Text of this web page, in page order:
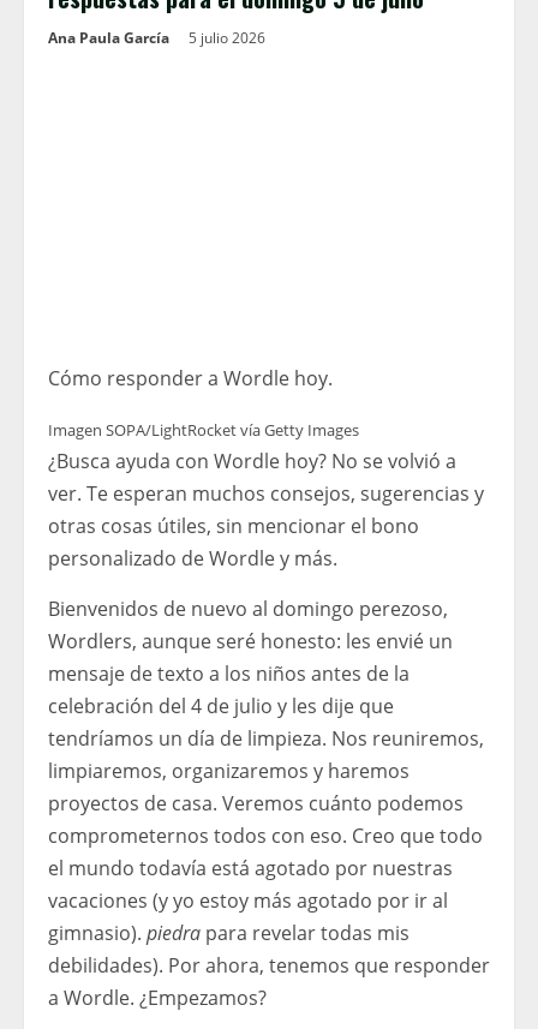
Ana Paula García 5 julio 2026
Cómo responder a Wordle hoy.
Imagen SOPA/LightRocket vía Getty Images
¿Busca ayuda con Wordle hoy? No se volvió a
ver. Te esperan muchos consejos, sugerencias y
otras cosas útiles, sin mencionar el bono
personalizado de Wordle y más.
Bienvenidos de nuevo al domingo perezoso,
Wordlers, aunque seré honesto: les envié un
mensaje de texto a los niños antes de la
celebración del 4 de julio y les dije que
tendríamos un día de limpieza. Nos reuniremos,
limpiaremos, organizaremos y haremos
proyectos de casa. Veremos cuánto podemos
comprometernos todos con eso. Creo que todo
el mundo todavía está agotado por nuestras
vacaciones (y yo estoy más agotado por ir al
gimnasio). piedra para revelar todas mis
debilidades). Por ahora, tenemos que responder
a Wordle. ¿Empezamos?